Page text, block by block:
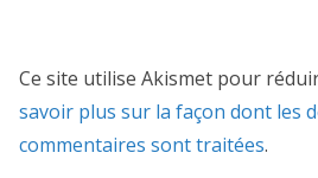
Ce site utilise Akismet pour
savoir plus sur la façon dont les
commentaires sont traitées.